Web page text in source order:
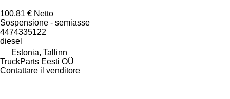
100,81 € Netto
Sospensione - semiasse
4474335122
diesel
Estonia, Tallinn
TruckParts Eesti OÜ
Contattare il venditore